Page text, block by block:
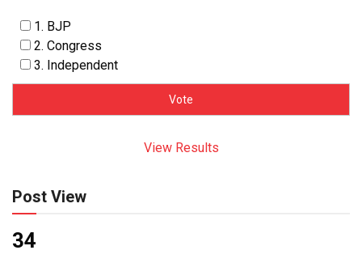
1. BJP
2. Congress
3. Independent
View Results
Post View
34